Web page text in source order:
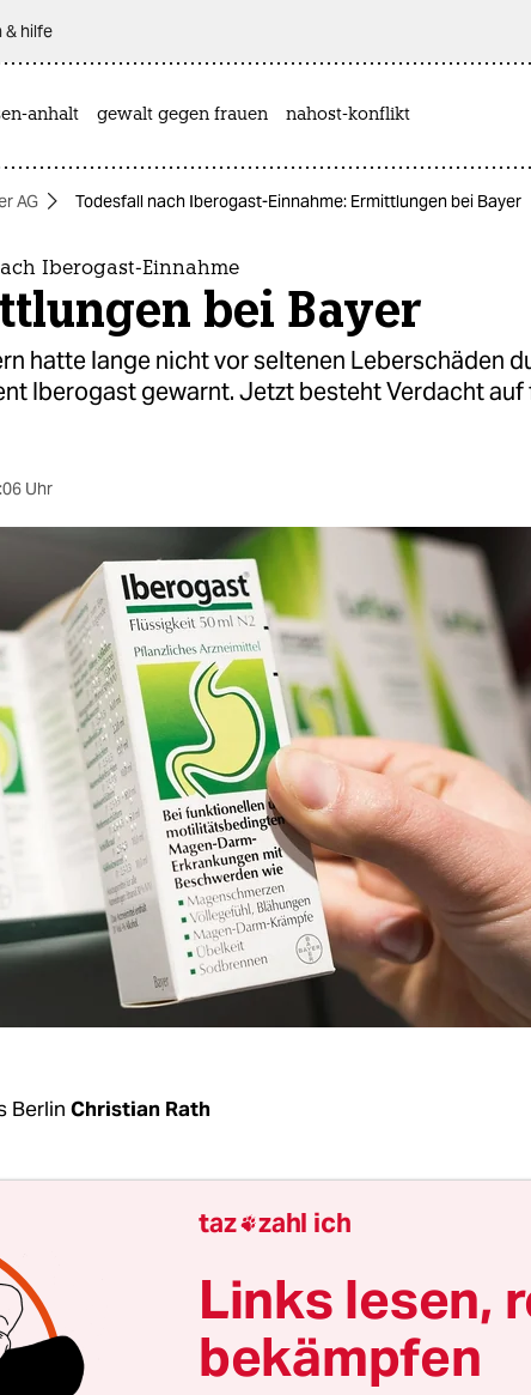
& hilfe
anhalt gewalt gegen frauen nahost-konflikt
AG Todesfall nach Iberogast-Einnahme: Ermittlungen bei Bayer
Iberogast-Einnahme
bei Bayer
hatte lange nicht vor seltenen Leberschäden
Iberogast gewarnt. Jetzt besteht Verdacht
Uhr
Berlin Christian Rath
Köln ermittelt im Zusammenhang
Iberogast von Bayer wegen fahrlässiger
ist ein ehemaliger Verantwortlicher von
für rezeptfreie Medikamente wie Iberogast.
dass der mangelhafte Beipackzettel zum
Frau führte.
taz zahl ich
Links lesen,
bekämpfen